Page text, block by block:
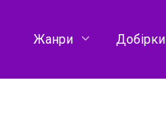
Жанри Добірки